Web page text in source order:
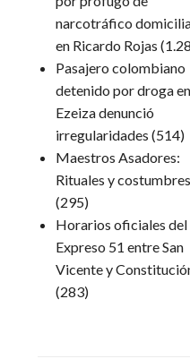
narcotráfico
en Ricardo Rojas
Pasajero colombiano
detenido por droga en
Ezeiza denunció
irregularidades (514)
Maestros Asadores:
Rituales y
(295)
Horarios oficiales del
Expreso 51 entre San
Vicente y
(283)